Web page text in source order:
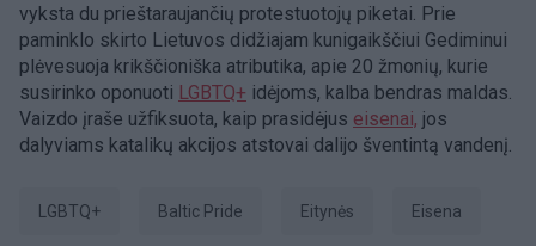
vyksta du prieštaraujančių protestuotojų piketai. Prie
paminklo skirto Lietuvos didžiajam kunigaikščiui Gediminui
plėvesuoja krikščioniška atributika, apie 20 žmonių, kurie
susirinko oponuoti LGBTQ+ idėjoms, kalba bendras maldas.
Vaizdo įraše užfiksuota, kaip prasidėjus eisenai, jos
dalyviams katalikų akcijos atstovai dalijo šventintą vandenį.
LGBTQ+ Baltic Pride eitynės eisena